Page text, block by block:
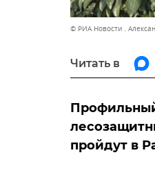
© РИА Новости .
Читать в
пройдут в